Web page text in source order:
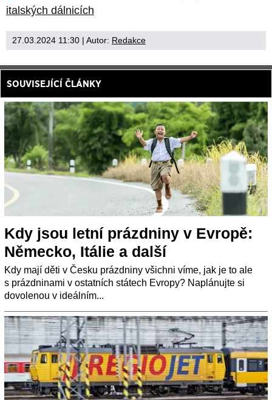
italských dálnicích
27.03.2024 11:30 | Autor: Redakce
SOUVISEJÍCÍ ČLÁNKY
Kdy jsou letní prázdniny v Evropě:
Německo, Itálie a další
Kdy mají děti v Česku prázdniny všichni víme, jak je to ale
s prázdninami v ostatních státech Evropy? Naplánujte si
dovolenou v ideálním...